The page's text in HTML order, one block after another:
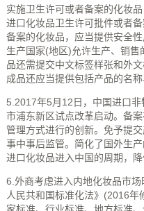
实施卫生许可或者备案的化妆
进口化妆品卫生许可批件或者
备案的化妆品，应当提供安全
生产国家(地区)允许生产、销
品还需提交中文标签样张和外
成品还应当提供包括产品的名
5.2017年5月12日，中国进口
市浦东新区试点改革启动。备
管理方式进行的创新。免予提
事中事后监管。简化了国外生
进口化妆品进入中国的周期，降
6.外商考虑进入内地化妆品市
人民共和国标准化法》(2016年